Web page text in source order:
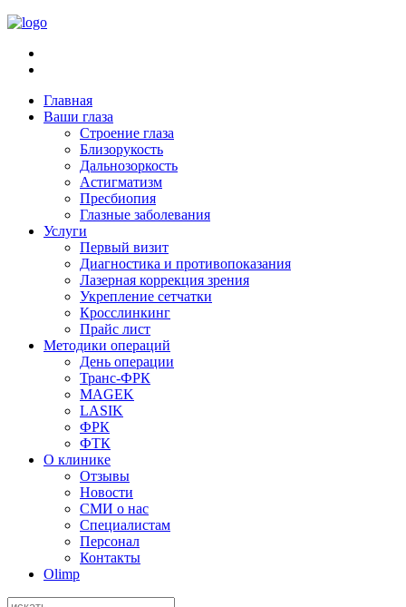
Главная
Ваши глаза
Строение глаза
Близорукость
Дальнозоркость
Астигматизм
Пресбиопия
Глазные заболевания
Услуги
Первый визит
Диагностика и противопоказания
Лазерная коррекция зрения
Укрепление сетчатки
Кросслинкинг
Прайс лист
Методики операций
День операции
Транс-ФРК
MAGEK
LASIK
ФРК
ФТК
О клинике
Отзывы
Новости
СМИ о нас
Специалистам
Персонал
Контакты
Olimp